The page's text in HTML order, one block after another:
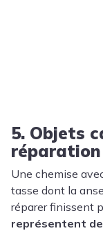
5. Objets
réparation
Une chemise
tasse dont la
réparer finissent
représentent